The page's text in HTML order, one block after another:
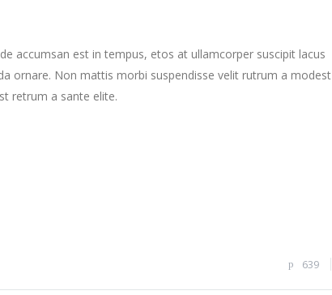
accumsan est in tempus, etos at ullamcorper suscipit lacus
ornare. Non mattis morbi suspendisse velit rutrum a modest
retrum a sante elite.
639